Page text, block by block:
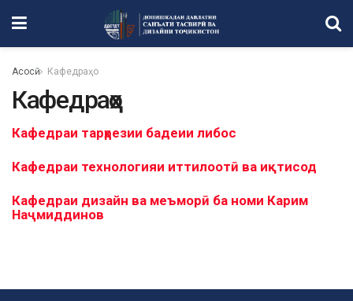
Асосӣ Кафедраҳо
Кафедраҳо
Кафедраи тарҳрезии бадеии либос
Кафедраи технологияи иттилоотӣ ва иқтисод
Кафедраи дизайн ва меъморӣ ба номи Карим
Наҷмиддинов